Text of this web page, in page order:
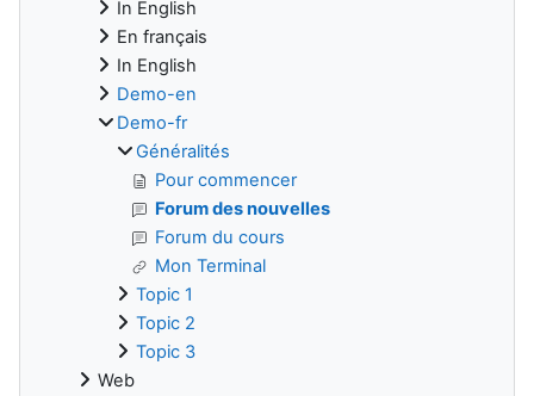
In English
En français
In English
Demo-en
Demo-fr
Généralités
Pour commencer
Forum des nouvelles
Forum du cours
Mon Terminal
Topic 1
Topic 2
Topic 3
Web